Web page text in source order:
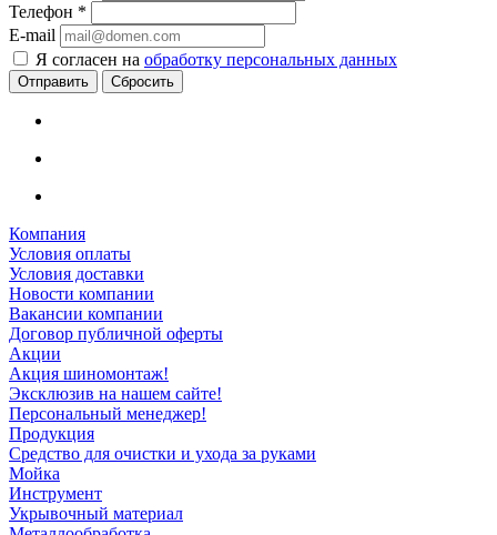
Телефон *
E-mail
Я согласен на обработку персональных данных
Сбросить
Компания
Условия оплаты
Условия доставки
Новости компании
Вакансии компании
Договор публичной оферты
Акции
Акция шиномонтаж!
Эксклюзив на нашем сайте!
Персональный менеджер!
Продукция
Средство для очистки и ухода за руками
Мойка
Инструмент
Укрывочный материал